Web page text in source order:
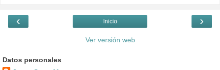
‹ ›
Inicio
Ver versión web
Datos personales